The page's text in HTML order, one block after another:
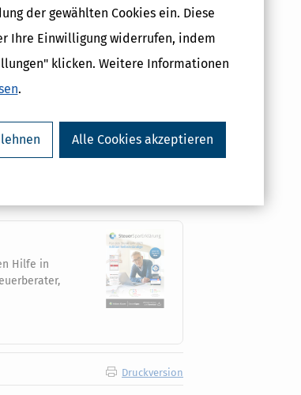
der gewählten Cookies ein. Diese
Ihre Einwilligung widerrufen, indem
klicken. Weitere Informationen
.
Alle Cookies akzeptieren
der Anlage KAP. In bestimmten
den
Sparerpauschbetrag
über Zeile 4 eine Günstigerprüfung
die Abgeltungsteuer
L M
N
Hilfe in
Druckversion